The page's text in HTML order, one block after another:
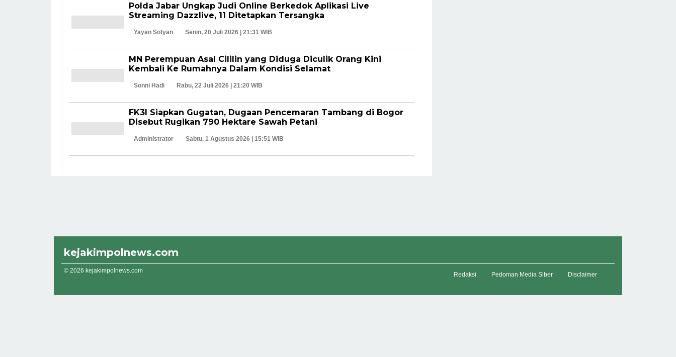
Polda Jabar Ungkap Judi Online Berkedok Aplikasi Live
Streaming Dazzlive, 11 Ditetapkan Tersangka
Yayan Sofyan Senin, 20 Juli 2026 | 21:31 WIB
MN Perempuan Asal Cililin yang Diduga Diculik Orang Kini
Kembali Ke Rumahnya Dalam Kondisi Selamat
Sonni Hadi Rabu, 22 Juli 2026 | 21:20 WIB
FK3I Siapkan Gugatan, Dugaan Pencemaran Tambang di Bogor
Disebut Rugikan 790 Hektare Sawah Petani
Administrator Sabtu, 1 Agustus 2026 | 15:51 WIB
kejakimpolnews.com
© 2026 kejakimpolnews.com
Redaksi Pedoman Media Siber Disclaimer